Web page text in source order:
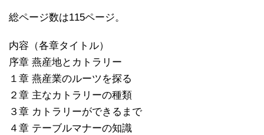
総ページ数は115ページ。
内容（各章タイトル）
序章 燕産地とカトラリー
１章 燕産業のルーツを探る
２章 主なカトラリーの種類
３章 カトラリーができるまで
４章 テーブルマナーの知識